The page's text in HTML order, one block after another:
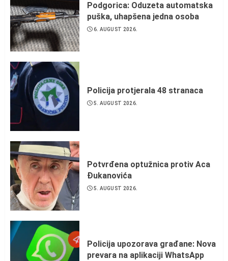
Podgorica: Oduzeta automatska
puška, uhapšena jedna osoba
6. AUGUST 2026.
Policija protjerala 48 stranaca
5. AUGUST 2026.
Potvrđena optužnica protiv Aca
Đukanovića
5. AUGUST 2026.
Policija upozorava građane: Nova
prevara na aplikaciji WhatsApp